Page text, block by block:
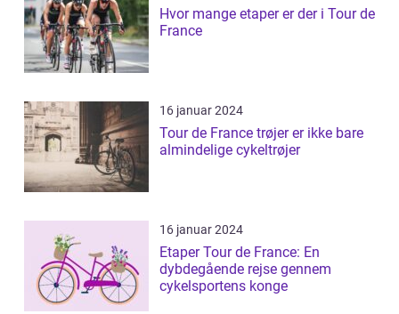
Hvor mange etaper er der i Tour de
France
16 januar 2024
Tour de France trøjer er ikke bare
almindelige cykeltrøjer
16 januar 2024
Etaper Tour de France: En
dybdegående rejse gennem
cykelsportens konge